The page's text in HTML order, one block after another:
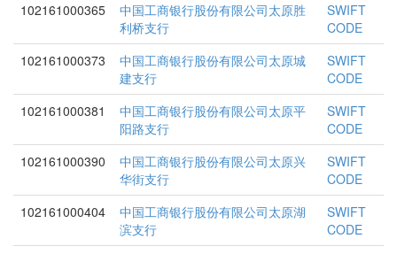
102161000365
中国工商银行股份有限公司太原胜
利桥支行
SWIFT
CODE
102161000373
中国工商银行股份有限公司太原城
建支行
SWIFT
CODE
102161000381
中国工商银行股份有限公司太原平
阳路支行
SWIFT
CODE
102161000390
中国工商银行股份有限公司太原兴
华街支行
SWIFT
CODE
102161000404
中国工商银行股份有限公司太原湖
滨支行
SWIFT
CODE